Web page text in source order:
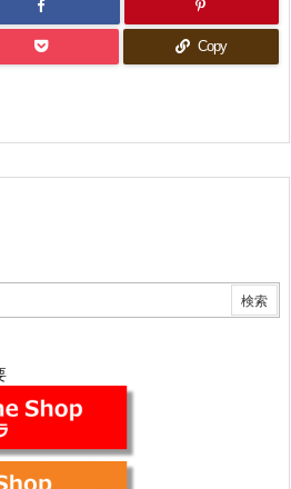
Copy